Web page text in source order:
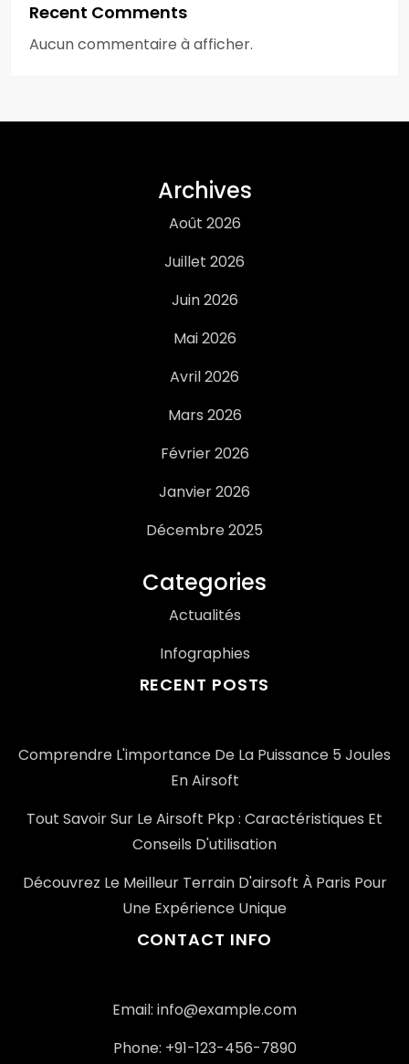
Recent Comments
Aucun commentaire à afficher.
Archives
Août 2026
Juillet 2026
Juin 2026
Mai 2026
Avril 2026
Mars 2026
Février 2026
Janvier 2026
Décembre 2025
Categories
Actualités
Infographies
RECENT POSTS
Comprendre L'importance De La Puissance 5 Joules
En Airsoft
Tout Savoir Sur Le Airsoft Pkp : Caractéristiques Et
Conseils D'utilisation
Découvrez Le Meilleur Terrain D'airsoft À Paris Pour
Une Expérience Unique
CONTACT INFO
Email: info@example.com
Phone: +91-123-456-7890